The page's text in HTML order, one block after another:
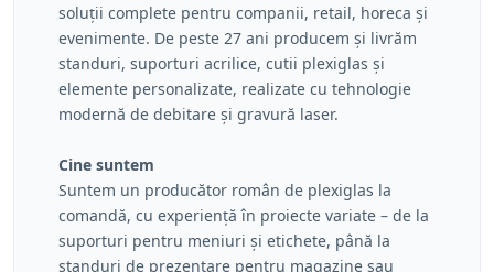
soluții complete pentru companii, retail, horeca și
evenimente. De peste 27 ani producem și livrăm
standuri, suporturi acrilice, cutii plexiglas și
elemente personalizate, realizate cu tehnologie
modernă de debitare și gravură laser.
Cine suntem
Suntem un producător român de plexiglas la
comandă, cu experiență în proiecte variate – de la
suporturi pentru meniuri și etichete, până la
standuri de prezentare pentru magazine sau